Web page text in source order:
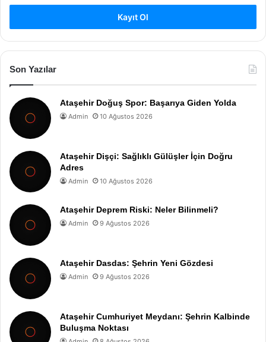
Kayıt Ol
Son Yazılar
Ataşehir Doğuş Spor: Başarıya Giden Yolda
Admin 10 Ağustos 2026
Ataşehir Dişçi: Sağlıklı Gülüşler İçin Doğru
Adres
Admin 10 Ağustos 2026
Ataşehir Deprem Riski: Neler Bilinmeli?
Admin 9 Ağustos 2026
Ataşehir Dasdas: Şehrin Yeni Gözdesi
Admin 9 Ağustos 2026
Ataşehir Cumhuriyet Meydanı: Şehrin Kalbinde
Buluşma Noktası